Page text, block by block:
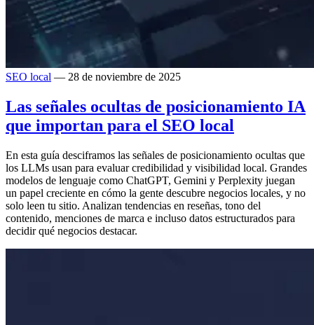
SEO local — 28 de noviembre de 2025
Las señales ocultas de posicionamiento IA
que importan para el SEO local
En esta guía desciframos las señales de posicionamiento ocultas que
los LLMs usan para evaluar credibilidad y visibilidad local. Grandes
modelos de lenguaje como ChatGPT, Gemini y Perplexity juegan
un papel creciente en cómo la gente descubre negocios locales, y no
solo leen tu sitio. Analizan tendencias en reseñas, tono del
contenido, menciones de marca e incluso datos estructurados para
decidir qué negocios destacar.